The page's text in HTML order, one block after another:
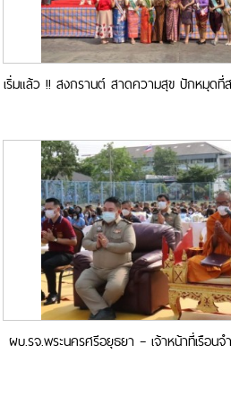
เริ่มแล้ว !! สงกรานต์ สาดความสุข ปักหมุดที่ส
ผบ.รจ.พระนครศรีอยุธยา – เจ้าหน้าที่เรือน